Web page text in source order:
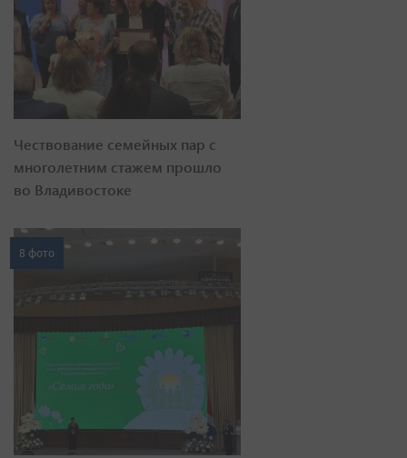
Чествование семейных пар с
многолетним стажем прошло
во Владивостоке
8 фото